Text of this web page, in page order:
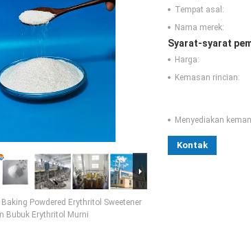
Baking Powdered Erythritol Sweetener
Bubuk Erythritol Murni
Tempat asal:
Nama merek:
Syarat-syarat
Harga:
Kemasan rincian:
Menyediakan
Kontak